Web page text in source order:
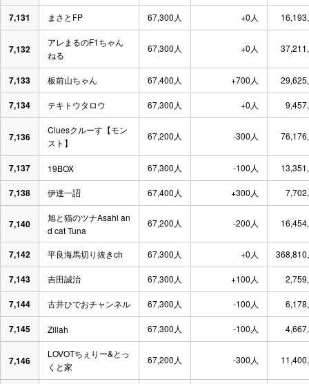
7,131 まさとFP 67,300人 +0人
7,132
アレまるのF1ちゃん
ねる
67,300人 +0人
7,133 板前山ちゃん 67,400人 +700人
7,134 テキトウタロウ 67,300人 +0人
7,136
Cluesクルーす【モン
スト】
67,200人 -300人
7,137 19BOX 67,300人 -100人
7,138 伊達一詔 67,400人 +300人
7,140
旭と猫のツナAsahi an
d cat Tuna
67,200人 -200人
7,142 平良海馬切り抜きch 67,300人 +0人
7,143 吉田誠治 67,300人 +100人
7,144 古井ひでおチャンネル 67,300人 -100人
7,145 Zillah 67,300人 -100人
7,146
LOVOTちぇりー&とっ
くと家
67,200人 -300人